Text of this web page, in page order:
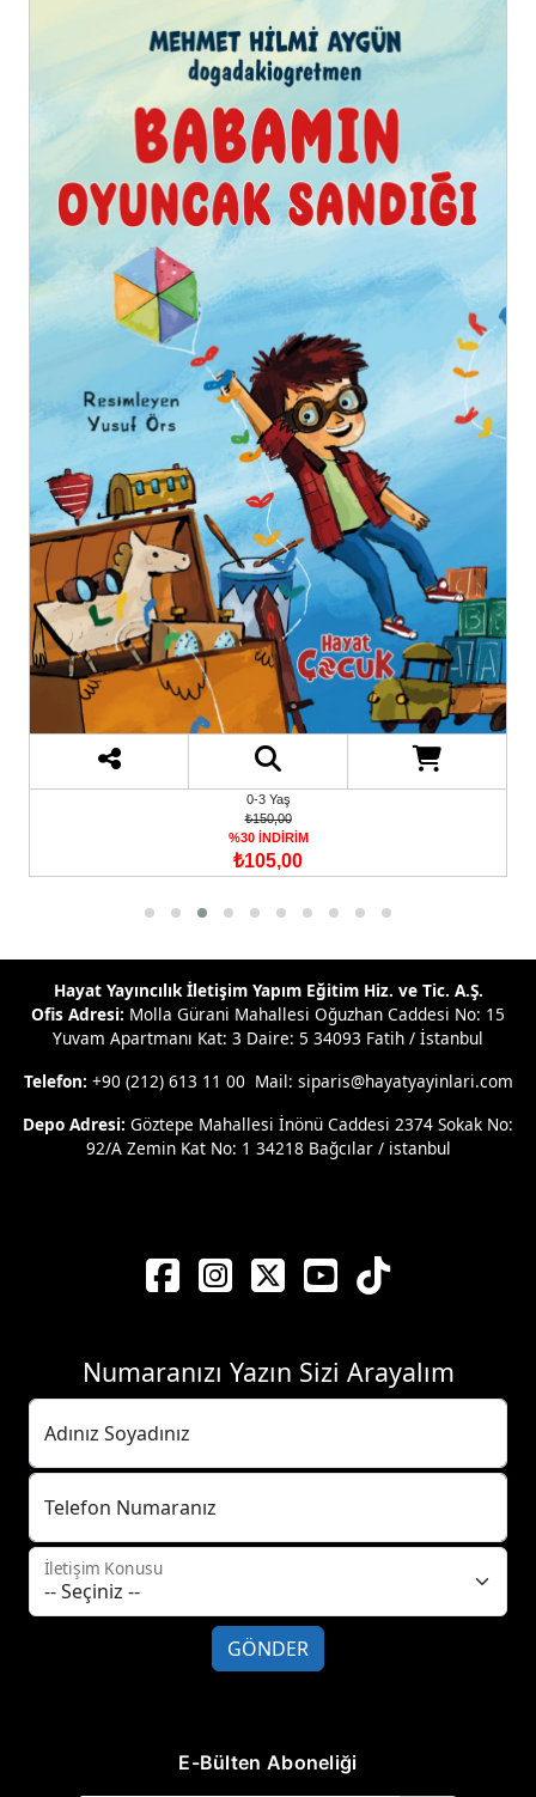
0-3 Yaş
₺150,00
%30 İNDİRİM
₺105,00
Hayat Yayıncılık İletişim Yapım Eğitim Hiz. ve Tic. A.Ş.
Ofis Adresi: Molla Gürani Mahallesi Oğuzhan Caddesi No: 15
Yuvam Apartmanı Kat: 3 Daire: 5 34093 Fatih / İstanbul
Telefon: +90 (212) 613 11 00 Mail: siparis@hayatyayinlari.com
Depo Adresi: Göztepe Mahallesi İnönü Caddesi 2374 Sokak No:
92/A Zemin Kat No: 1 34218 Bağcılar / istanbul
Numaranızı Yazın Sizi Arayalım
Adınız Soyadınız
Telefon Numaranız
İletişim Konusu
GÖNDER
E-Bülten Aboneliği